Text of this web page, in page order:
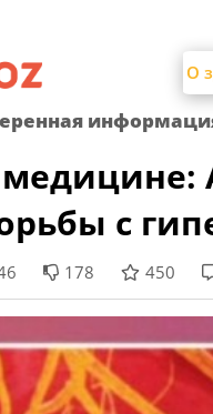
О
с
178 450